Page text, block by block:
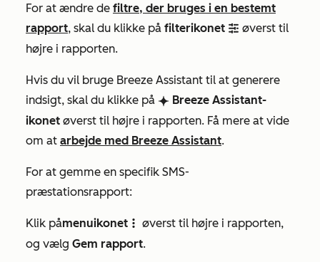
For at ændre de filtre, der bruges i en bestemt
rapport, skal du klikke på filterikonet filter øverst til
højre i rapporten.
Hvis du vil bruge Breeze Assistant til at generere
indsigt, skal du klikke på breezeSingleStar Breeze Assistant-
ikonet øverst til højre i rapporten. Få mere at vide
om at arbejde med Breeze Assistant.
For at gemme en specifik SMS-
præstationsrapport:
Klik påmenuikonet verticalMenu
øverst til højre i rapporten,
og vælg Gem rapport.